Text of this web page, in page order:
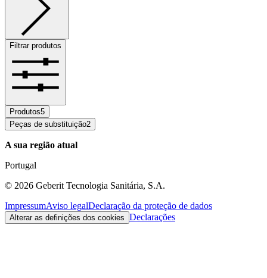
Filtrar produtos
Produtos5
Peças de substituição2
A sua região atual
Portugal
© 2026 Geberit Tecnologia Sanitária, S.A.
ImpressumAviso legalDeclaração da proteção de dados
Alterar as definições dos cookies Declarações